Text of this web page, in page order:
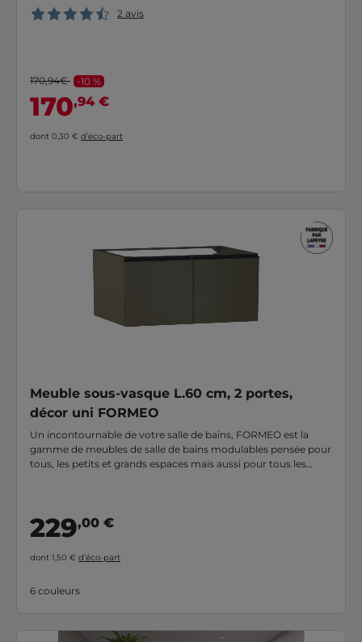
2 avis
170,94€ -10 %
170,94 €
dont 0,30 € d’éco-part
Meuble sous-vasque L.60 cm, 2 portes,
décor uni FORMEO
Un incontournable de votre salle de bains, FORMEO est la
gamme de meubles de salle de bains modulables pensée pour
tous, les petits et grands espaces mais aussi pour tous les
ses 20 finitions disponibles et ses + de 6000 combinaisons
possibles, vous pourrez personnaliser votre meuble selon vos
FORMEO est fabriqué en France, dans notre usine du Cantal.
229,00 €
dont 1,50 € d’éco-part
6 couleurs